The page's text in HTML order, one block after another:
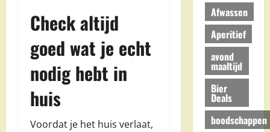
Check altijd
goed wat je echt
nodig hebt in
huis
Voordat je het huis verlaat,
Afwassen
Aperitief
avond
maaltijd
Bier
Deals
boodschappen